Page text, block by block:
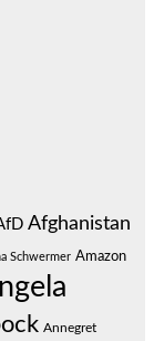
Afghanistan
Schwermer Amazon
Annegret